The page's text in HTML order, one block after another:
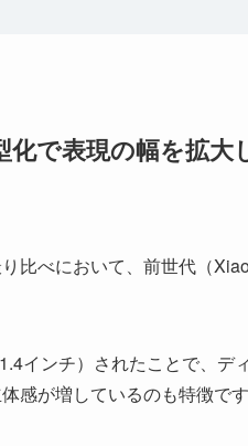
化で表現の幅を拡
比べにおいて、前世代（
インチ）されたことで、
感が増しているのも特徴です